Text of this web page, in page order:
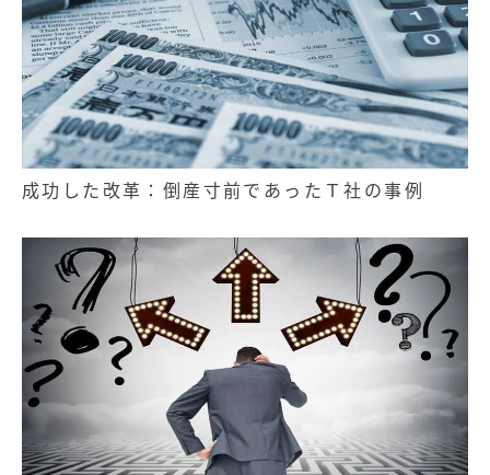
成功した改革：倒産寸前であったＴ社の事例